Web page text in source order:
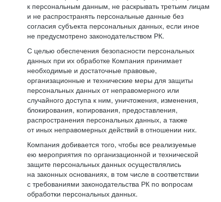
к персональным данным, не раскрывать третьим лицам
и не распространять персональные данные без
согласия субъекта персональных данных, если иное
не предусмотрено законодательством РК.
С целью обеспечения безопасности персональных
данных при их обработке Компания принимает
необходимые и достаточные правовые,
организационные и технические меры для защиты
персональных данных от неправомерного или
случайного доступа к ним, уничтожения, изменения,
блокирования, копирования, предоставления,
распространения персональных данных, а также
от иных неправомерных действий в отношении них.
Компания добивается того, чтобы все реализуемые
ею мероприятия по организационной и технической
защите персональных данных осуществлялись
на законных основаниях, в том числе в соответствии
с требованиями законодательства РК по вопросам
обработки персональных данных.